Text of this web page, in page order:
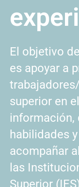
El objetivo
es apoyar a
superior en
información,
habilidades
acompañar
las
Superior